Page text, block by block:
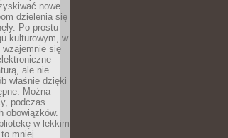
nowe
dzielenia się
Po prostu
kulturowym, w
wzajemnie się
ale nie
właśnie dzięki
Można
podczas
obowiązków.
w lekkim
mniej